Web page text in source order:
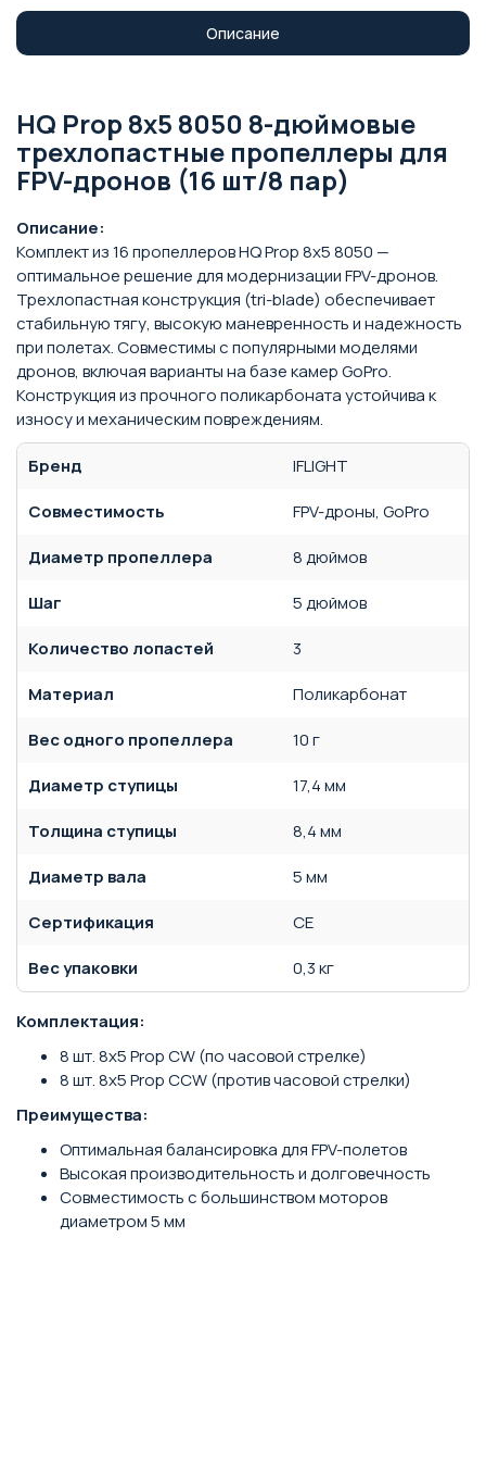
Описание
HQ Prop 8x5 8050 8-дюймовые
трехлопастные пропеллеры для
FPV-дронов (16 шт/8 пар)
Описание:
Комплект из 16 пропеллеров HQ Prop 8x5 8050 —
оптимальное решение для модернизации FPV-дронов.
Трехлопастная конструкция (tri-blade) обеспечивает
стабильную тягу, высокую маневренность и надежность
при полетах. Совместимы с популярными моделями
дронов, включая варианты на базе камер GoPro.
Конструкция из прочного поликарбоната устойчива к
износу и механическим повреждениям.
Бренд
IFLIGHT
Совместимость
FPV-дроны, GoPro
Диаметр пропеллера
8 дюймов
Шаг
5 дюймов
Количество лопастей
3
Материал
Поликарбонат
Вес одного пропеллера
10 г
Диаметр ступицы
17,4 мм
Толщина ступицы
8,4 мм
Диаметр вала
5 мм
Сертификация
CE
Вес упаковки
0,3 кг
Комплектация:
8 шт. 8x5 Prop CW (по часовой стрелке)
8 шт. 8x5 Prop CCW (против часовой стрелки)
Преимущества:
Оптимальная балансировка для FPV-полетов
Высокая производительность и долговечность
Совместимость с большинством моторов
диаметром 5 мм